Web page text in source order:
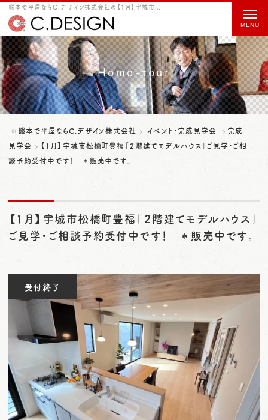
熊本で平屋ならC.デザイン株式会社の【1月】宇城市松橋町豊福「２階建てモデルハウス」ご見学・ご相談予約受付中です！ ＊販売中です。をご紹介
Home-tour
熊本で平屋ならC.デザイン株式会社 イベント・完成見学会
完成
見学会
【1月】宇城市松橋町豊福「２階建てモデルハウス」ご見学・ご相
談予約受付中です！ ＊販売中です。
【1月】宇城市松橋町豊福「２階建てモデルハウス」
ご見学・ご相談予約受付中です！ ＊販売中です。
受付終了
t
o
g
g
l
e
g
a
t